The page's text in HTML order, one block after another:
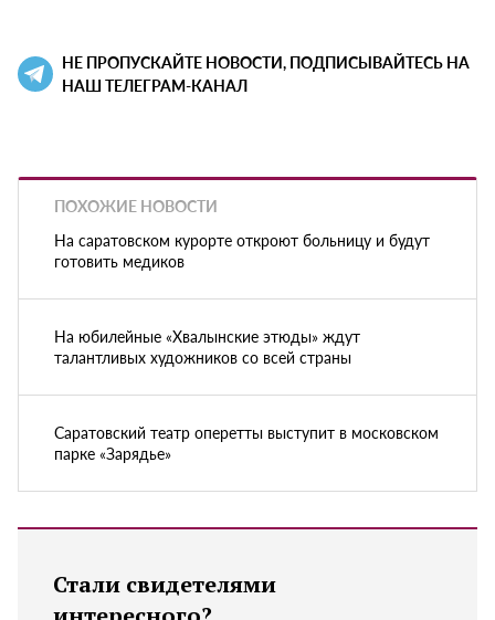
НЕ ПРОПУСКАЙТЕ НОВОСТИ, ПОДПИСЫВАЙТЕСЬ НА
НАШ ТЕЛЕГРАМ-КАНАЛ
ПОХОЖИЕ НОВОСТИ
На саратовском курорте откроют больницу и будут
готовить медиков
На юбилейные «Хвалынские этюды» ждут
талантливых художников со всей страны
Саратовский театр оперетты выступит в московском
парке «Зарядье»
Стали свидетелями